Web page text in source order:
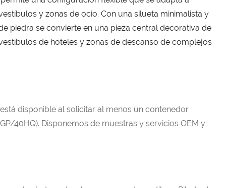
y zonas de ocio. Con una silueta minimalista y
piedra se convierte en una pieza central decorativa de
de hoteles y zonas de descanso de complejos
disponible al solicitar al menos un contenedor
40HQ). Disponemos de muestras y servicios OEM y